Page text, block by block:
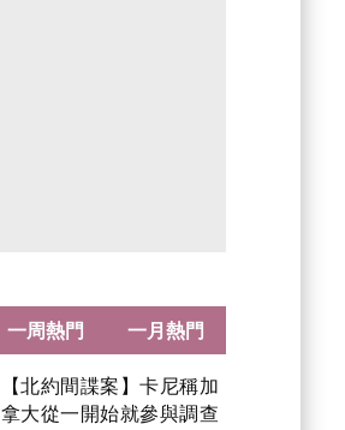
【北約間諜案】卡尼稱加
拿大從一開始就參與調查
一周熱門 一月熱門